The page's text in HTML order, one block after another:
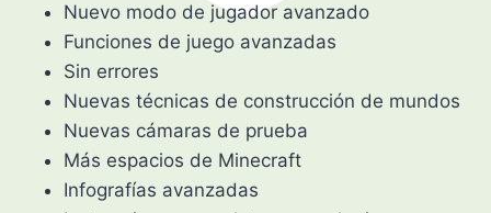
Nuevo modo de jugador avanzado
Funciones de juego avanzadas
Sin errores
Nuevas técnicas de construcción de mundos
Nuevas cámaras de prueba
Más espacios de Minecraft
Infografías avanzadas